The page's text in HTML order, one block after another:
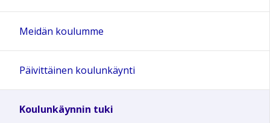
Meidän koulumme
Päivittäinen koulunkäynti
Koulunkäynnin tuki